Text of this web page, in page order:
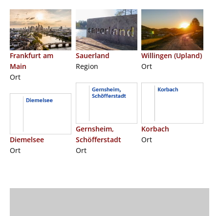
Frankfurt am
Main
Ort
Diemelsee
Ort
Sauerland
Region
Gernsheim,
Schöfferstadt
Ort
Willingen (Upland)
Ort
Korbach
Ort